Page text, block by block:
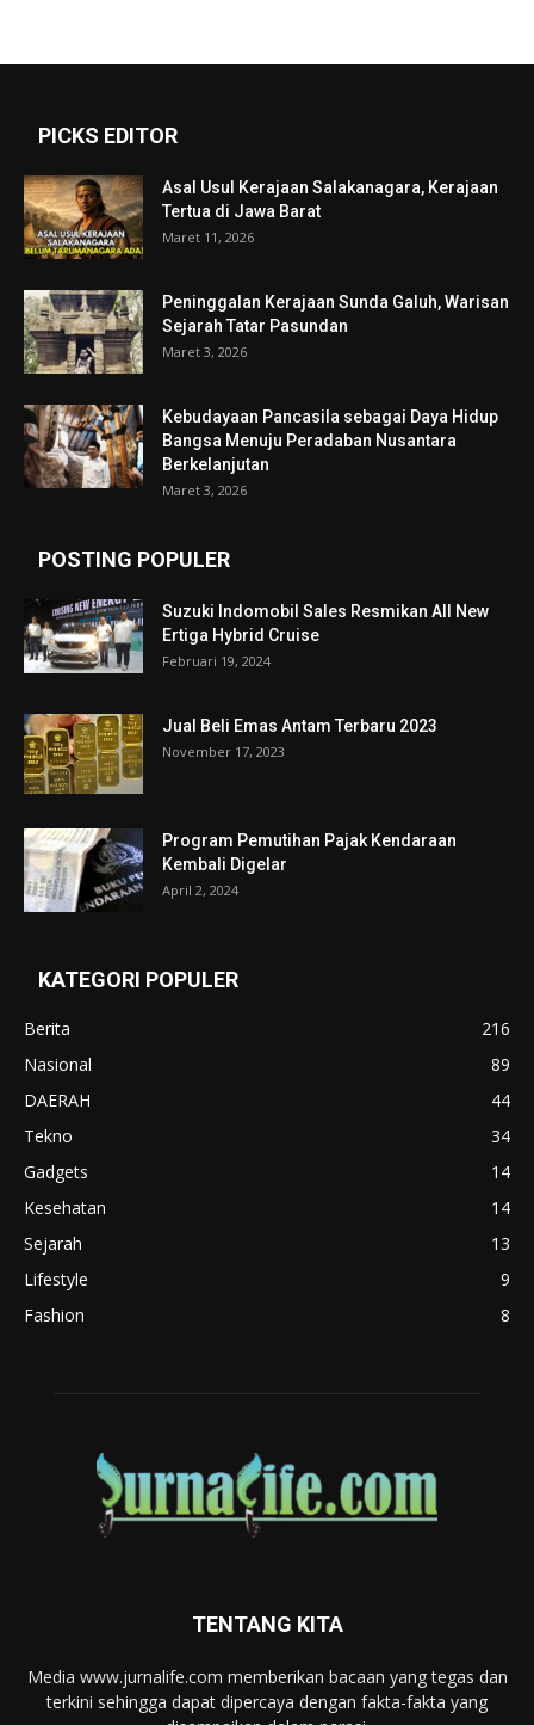
PICKS EDITOR
Asal Usul Kerajaan Salakanagara, Kerajaan
Tertua di Jawa Barat
Maret 11, 2026
Peninggalan Kerajaan Sunda Galuh, Warisan
Sejarah Tatar Pasundan
Maret 3, 2026
Kebudayaan Pancasila sebagai Daya Hidup
Bangsa Menuju Peradaban Nusantara
Berkelanjutan
Maret 3, 2026
POSTING POPULER
Suzuki Indomobil Sales Resmikan All New
Ertiga Hybrid Cruise
Februari 19, 2024
Jual Beli Emas Antam Terbaru 2023
November 17, 2023
Program Pemutihan Pajak Kendaraan
Kembali Digelar
April 2, 2024
KATEGORI POPULER
Berita
216
Nasional
89
DAERAH
44
Tekno
34
Gadgets
14
Kesehatan
14
Sejarah
13
Lifestyle
9
Fashion
8
TENTANG KITA
Media www.jurnalife.com memberikan bacaan yang tegas dan
terkini sehingga dapat dipercaya dengan fakta-fakta yang